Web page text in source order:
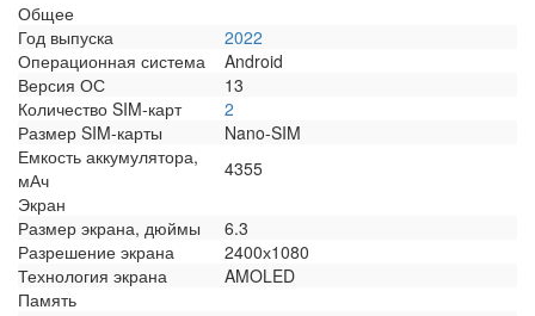
Общее
Год выпуска
2022
Операционная система
Android
Версия ОС
13
Количество SIM-карт
2
Размер SIM-карты
Nano-SIM
Емкость аккумулятора,
мАч
4355
Экран
Размер экрана, дюймы
6.3
Разрешение экрана
2400х1080
Технология экрана
AMOLED
Память